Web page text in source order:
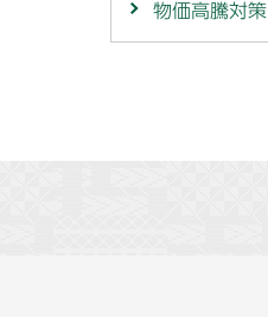
物価高騰対策